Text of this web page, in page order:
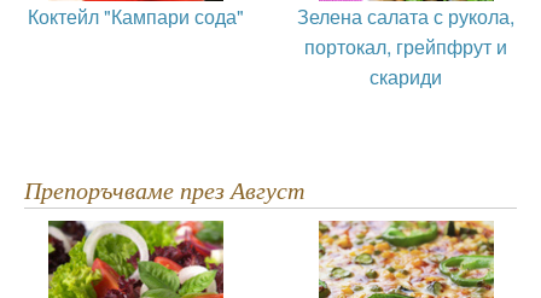
Коктейл "Кампари сода"
Зелена салата с рукола,
портокал, грейпфрут и
скариди
Препоръчваме през Август